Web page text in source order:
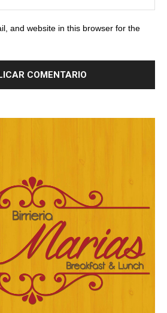
and website in this browser for the